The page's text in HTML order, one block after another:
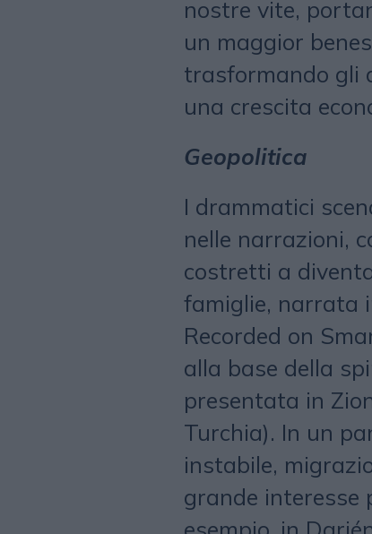
nostre vite,
un maggior
trasformando gli
una crescita
Geopolitica
I drammatici
nelle narrazioni,
costretti a
famiglie, narrata
Recorded on
alla base della
presentata in
Turchia). In un
instabile,
grande interesse